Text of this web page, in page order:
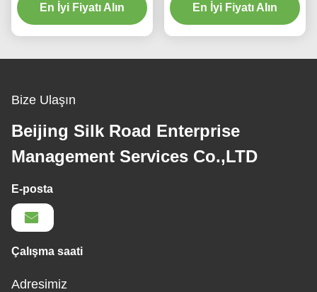
En İyi Fiyatı Alın
En İyi Fiyatı Alın
Bize Ulaşın
Beijing Silk Road Enterprise
Management Services Co.,LTD
E-posta
Çalışma saati
Adresimiz